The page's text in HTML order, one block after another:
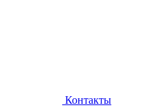
Контакты